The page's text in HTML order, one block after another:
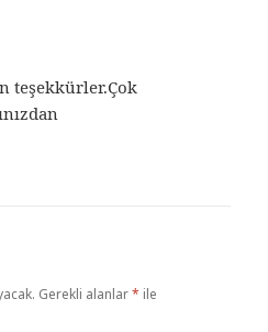
teşekkürler.Çok
Gerekli alanlar* ile